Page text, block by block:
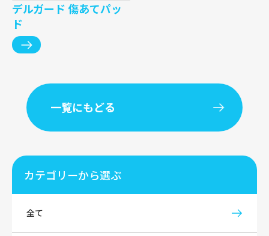
カテゴリーから選ぶ
全て
デルガード 傷あてパッ
ド
一覧にもどる